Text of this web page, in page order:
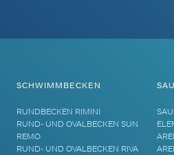
SCHWIMMBECKEN
RUNDBECKEN RIMINI
RUND- UND OVALBECKEN SUN
REMO
RUND- UND OVALBECKEN RIVA